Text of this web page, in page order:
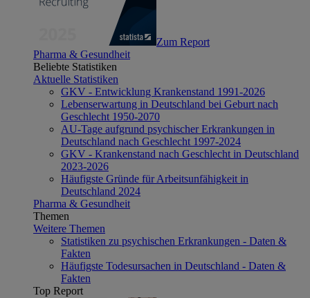
Zum Report
Pharma & Gesundheit
Beliebte Statistiken
Aktuelle Statistiken
GKV - Entwicklung Krankenstand 1991-2026
Lebenserwartung in Deutschland bei Geburt nach
Geschlecht 1950-2070
AU-Tage aufgrund psychischer Erkrankungen in
Deutschland nach Geschlecht 1997-2024
GKV - Krankenstand nach Geschlecht in Deutschland
2023-2026
Häufigste Gründe für Arbeitsunfähigkeit in
Deutschland 2024
Pharma & Gesundheit
Themen
Weitere Themen
Statistiken zu psychischen Erkrankungen - Daten &
Fakten
Häufigste Todesursachen in Deutschland - Daten &
Fakten
Top Report